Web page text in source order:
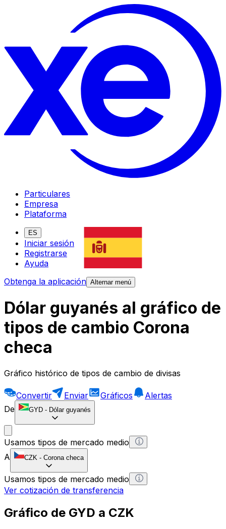
Particulares
Empresa
Plataforma
ES
Iniciar sesión
Registrarse
Ayuda
Obtenga la aplicación Alternar menú
Dólar guyanés al gráfico de
tipos de cambio Corona
checa
Gráfico histórico de tipos de cambio de divisas
Convertir Enviar Gráficos
Alertas
De
GYD - Dólar guyanés
Usamos tipos de mercado medio
A
CZK - Corona checa
Usamos tipos de mercado medio
Ver cotización de transferencia
Gráfico de GYD a CZK